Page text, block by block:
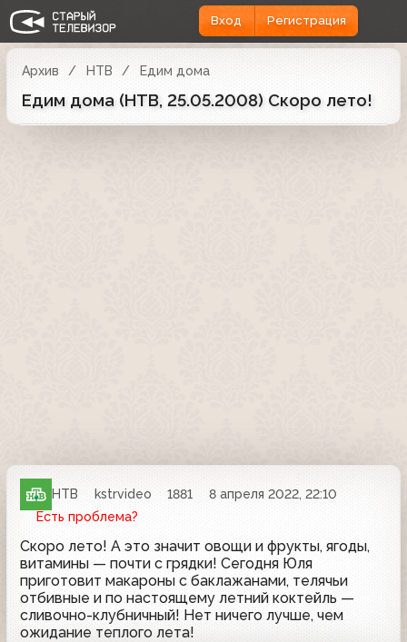
Вход Регистрация
Архив НТВ Едим дома
Едим дома (НТВ, 25.05.2008) Скоро лето!
НТВ kstrvideo 1881
8 апреля 2022, 22:10
Есть проблема?
Скоро лето! А это значит овощи и фрукты, ягоды,
витамины — почти с грядки! Сегодня Юля
приготовит макароны с баклажанами, телячьи
отбивные и по настоящему летний коктейль —
сливочно-клубничный! Нет ничего лучше, чем
ожидание теплого лета!